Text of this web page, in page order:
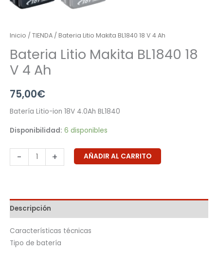
Inicio / TIENDA / Bateria Litio Makita BL1840 18 V 4 Ah
Bateria Litio Makita BL1840 18
V 4 Ah
75,00€
Batería Litio-ion 18V 4.0Ah BL1840
Disponibilidad: 6 disponibles
- + AÑADIR AL CARRITO
Descripción
Características técnicas
Tipo de batería